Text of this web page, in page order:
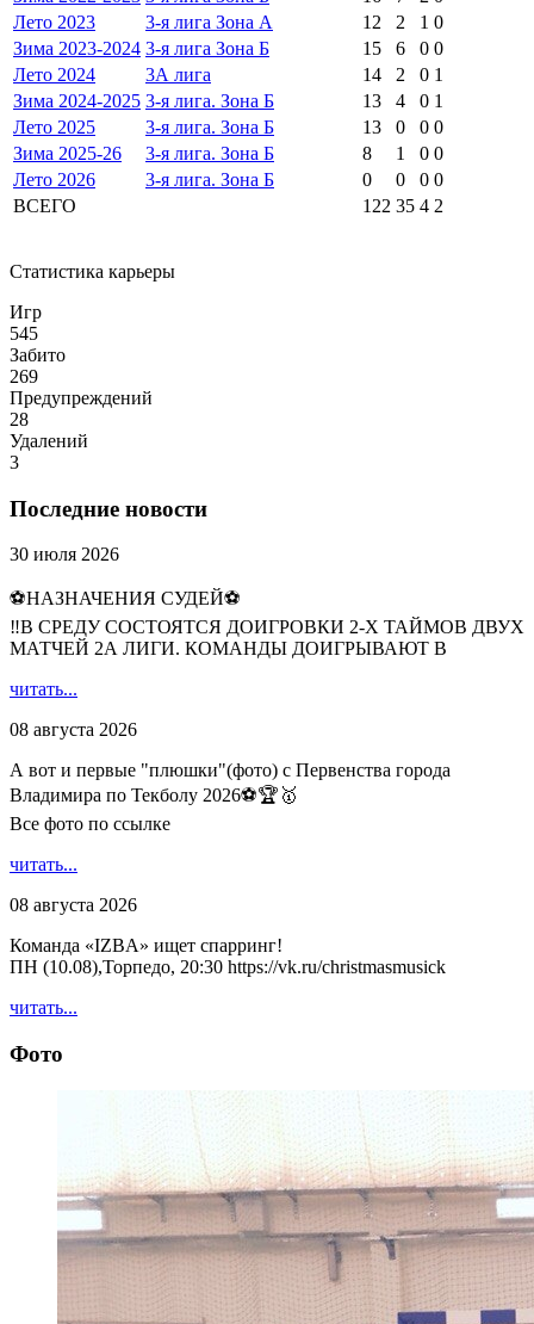
Лето 2023
3-я лига Зона А 12 2 1 0
Зима 2023-2024 3-я лига Зона Б 15 6 0 0
Лето 2024
3А лига 14 2 0 1
Зима 2024-2025 3-я лига. Зона Б 13 4 0 1
Лето 2025
3-я лига. Зона Б 13 0 0 0
Зима 2025-26
3-я лига. Зона Б 8 1 0 0
Лето 2026
3-я лига. Зона Б 0 0 0 0
ВСЕГО
122 35 4 2
Статистика карьеры
Игр
545
Забито
269
Предупреждений
28
Удалений
3
Последние новости
30 июля 2026
⚽НАЗНАЧЕНИЯ СУДЕЙ⚽
‼В СРЕДУ СОСТОЯТСЯ ДОИГРОВКИ 2-Х ТАЙМОВ ДВУХ
МАТЧЕЙ 2А ЛИГИ. КОМАНДЫ ДОИГРЫВАЮТ В
читать...
08 августа 2026
А вот и первые "плюшки"(фото) с Первенства города
Владимира по Текболу 2026⚽🏆🥇
Все фото по ссылке
читать...
08 августа 2026
Команда «IZBA» ищет спарринг!
ПН (10.08),Торпедо, 20:30 https://vk.ru/christmasmusick
читать...
Фото